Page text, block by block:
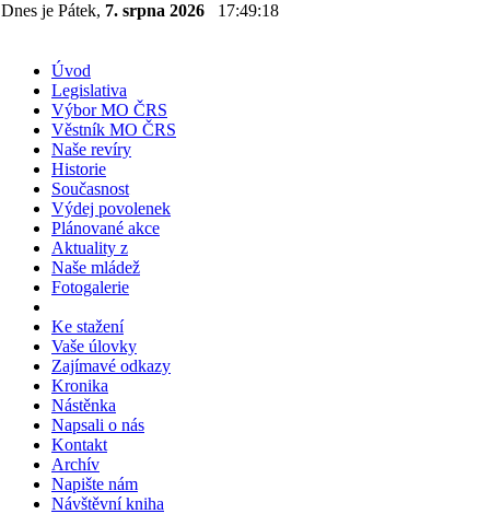
Dnes je Pátek, 7. srpna 2026 17:49:19
Úvod
Legislativa
Výbor MO ČRS
Věstník MO ČRS
Naše revíry
Historie
Současnost
Výdej povolenek
Plánované akce
Aktuality z
Naše mládež
Fotogalerie
Ke stažení
Vaše úlovky
Zajímavé odkazy
Kronika
Nástěnka
Napsali o nás
Kontakt
Archív
Napište nám
Návštěvní kniha